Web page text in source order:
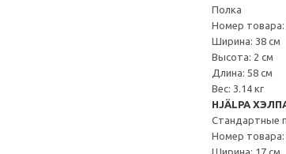
Полка
Номер товара:
Ширина: 38 см
Высота: 2 см
Длина: 58 см
Вес: 3.14 кг
HJÄLPA
Стандартные
Номер товара:
Ширина: 17 см